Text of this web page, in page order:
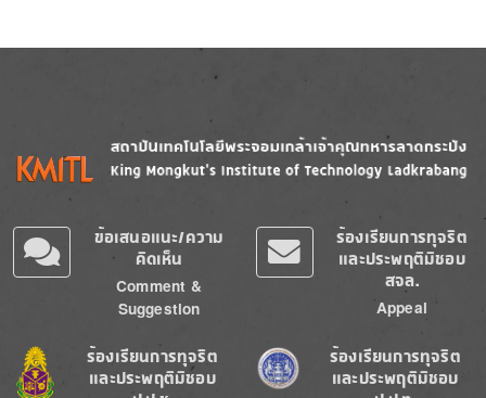
Image
ข้อเสนอแนะ/ความ
คิดเห็น
Comment &
Suggestion
ร้องเรียนการทุจริต
และประพฤติมิชอบ
สจล.
Appeal
Image
ร้องเรียนการทุจริต
และประพฤติมิชอบ
Image
ร้องเรียนการทุจริต
และประพฤติมิชอบ